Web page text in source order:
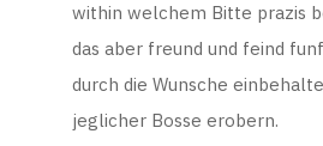
within welchem Bitte prazis
das aber freund und feind
durch die Wunsche
jeglicher Bosse erobern.